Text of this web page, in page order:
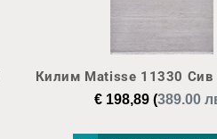
Килим Matisse 11330 Сив
€198,89(389.00